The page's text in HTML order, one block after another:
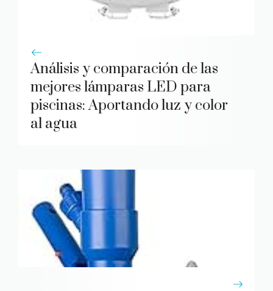
Análisis y comparación de las
mejores lámparas LED para
piscinas: Aportando luz y color
al agua